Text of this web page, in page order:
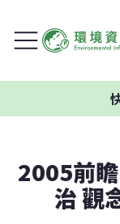
快
2005前
治 觀